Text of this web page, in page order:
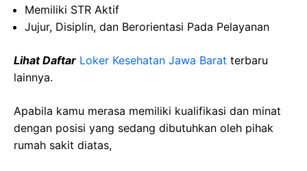
Memiliki STR Aktif
Jujur, Disiplin, dan Berorientasi Pada Pelayanan
Lihat Daftar Loker Kesehatan Jawa Barat terbaru
lainnya.
Apabila kamu merasa memiliki kualifikasi dan minat
dengan posisi yang sedang dibutuhkan oleh pihak
rumah sakit diatas,